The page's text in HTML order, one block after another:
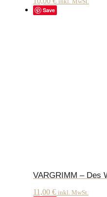
Save
VARGRIMM – Des
11,00 € inkl. MwSt.